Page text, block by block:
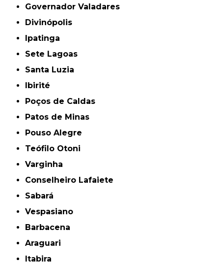
Governador Valadares
Divinópolis
Ipatinga
Sete Lagoas
Santa Luzia
Ibirité
Poços de Caldas
Patos de Minas
Pouso Alegre
Teófilo Otoni
Varginha
Conselheiro Lafaiete
Sabará
Vespasiano
Barbacena
Araguari
Itabira